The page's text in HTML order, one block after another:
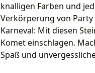
knalligen Farben und
Verkörperung von
Karneval: Mit diesen
Komet einschlagen.
Spaß und